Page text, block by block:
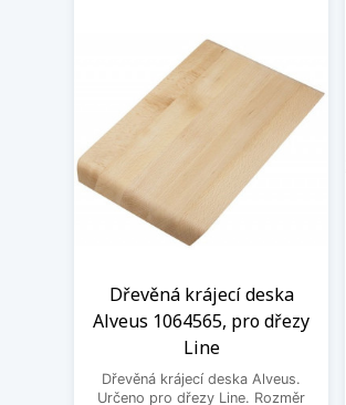
Dřevěná krájecí deska
Alveus 1064565, pro dřezy
Line
Dřevěná krájecí deska Alveus.
Určeno pro dřezy Line. Rozměr